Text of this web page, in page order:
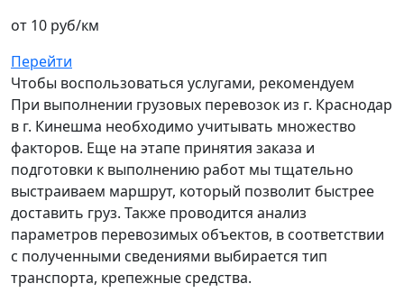
от 10 руб/км
Перейти
Чтобы воспользоваться услугами, рекомендуем
При выполнении грузовых перевозок из г. Краснодар
в г. Кинешма необходимо учитывать множество
факторов. Еще на этапе принятия заказа и
подготовки к выполнению работ мы тщательно
выстраиваем маршрут, который позволит быстрее
доставить груз. Также проводится анализ
параметров перевозимых объектов, в соответствии
с полученными сведениями выбирается тип
транспорта, крепежные средства.